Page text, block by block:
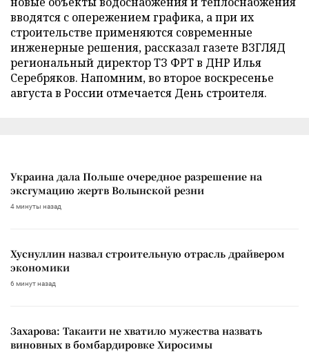
вводятся с опережением графика, а при их
строительстве применяются современные
инженерные решения, рассказал газете ВЗГЛЯД
региональный директор ТЗ ФРТ в ДНР Илья
Серебряков. Напомним, во второе воскресенье
августа в России отмечается День строителя.
Украина дала Польше очередное разрешение на
эксгумацию жертв Волынской резни
4 минуты назад
Хуснуллин назвал строительную отрасль драйвером
экономики
6 минут назад
Захарова: Такаити не хватило мужества назвать
виновных в бомбардировке Хиросимы